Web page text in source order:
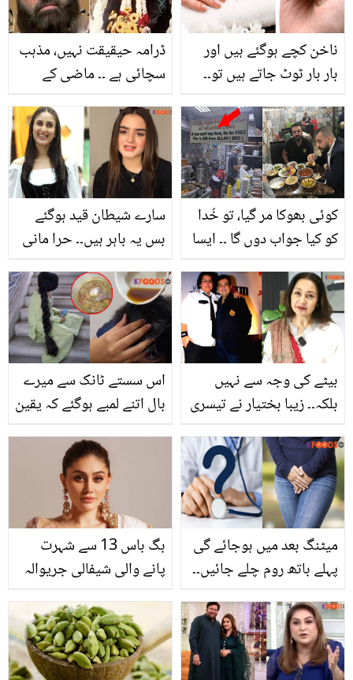
ڈرامہ حیقیقت نہیں، مذہب
سچائی ہے ۔۔ ماضی کے
شوبز چھوڑ کر بھٹکے ہوؤں
کو دین کے راستے پر لانا
کیسے شروع کیا؟
ناخن کچے ہوگئے ہیں اور
بار بار ٹوٹ جاتے ہیں تو۔۔
کیور صحت مند اور
خوبصورت بنانے کے گھریلو
ٹوٹکے
سارے شیطان قید ہوگئے
بس یہ باہر ہیں۔۔ حرا مانی
کے خود اپنا مذاق بنوا لیا !
ویڈیو
کوئی بھوکا مر گیا، تو خُدا
کو کیا جواب دوں گا ۔۔ ایسا
کھانا کھلایا جاتا ہے
اس سستے ٹانک سے میرے
بال اتنے لمبے ہوگئے کہ یقین
موجود عام سی چیزوں سے
بالوں کو سیاہ اور لمبا کرنے
والا ٹانک کیسے بنائیں؟
بیٹے کی وجہ سے نہیں
بلکہ۔۔ زیبا بختیار نے تیسری
بار وجہ بتا دی
بگ باس 13 سے شہرت
پانے والی شیفالی جریوالہ
ہوئی؟
میٹنگ بعد میں ہوجائے گی
پہلے باتھ روم چلے جائیں۔۔
روکنے کی عادت کن
بیماریوں کی وجہ بن سکتی
ہے؟